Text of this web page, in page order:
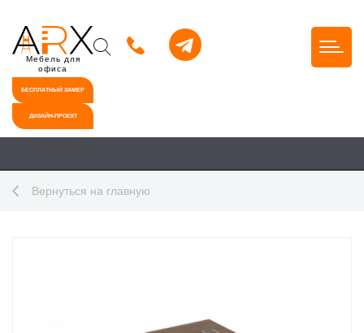
Мебель для
офиса
БЕСПЛАТНЫЙ ЗАМЕР
ДИЗАЙН-ПРОЕКТ
Вернуться на главную